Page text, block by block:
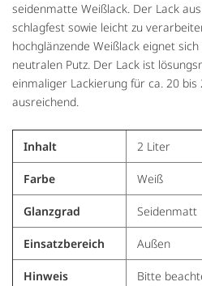
seidenmatte Weißlack. Der Lack
schlagfest sowie leicht zu
hochglänzende Weißlack eignet
neutralen Putz. Der Lack ist
einmaliger Lackierung für ca. 20 bis
ausreichend.
Inhalt 2 Liter
Farbe Weiß
Glanzgrad Seidenmatt
Einsatzbereich Außen
Hinweis
Bitte